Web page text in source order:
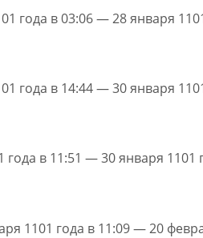
года в 03:06 — 28 января
года в 14:44 — 30 января
в 11:51 — 30 января 1101
1101 года в 11:09 — 20